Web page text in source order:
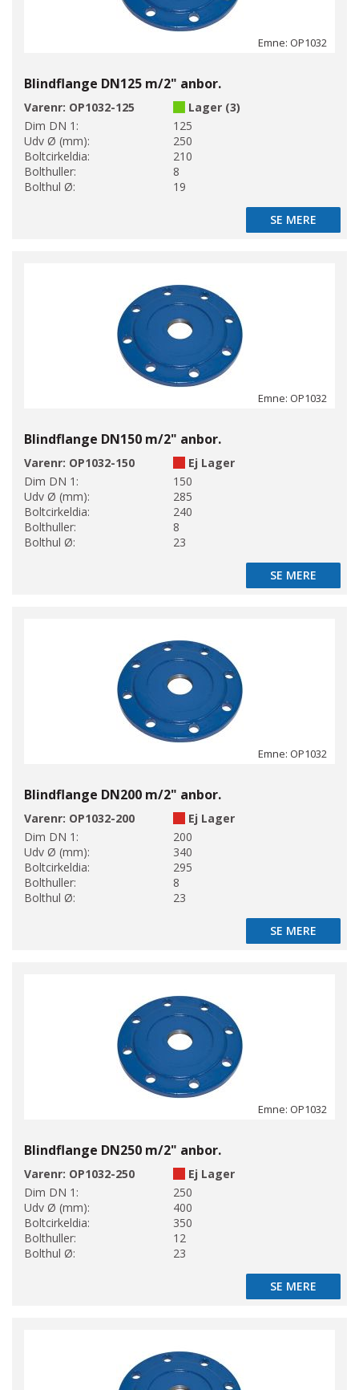
Emne: OP1032
Blindflange DN125 m/2" anbor.
Varenr: OP1032-125
Lager (3)
Dim DN 1:
125
Udv Ø (mm):
250
Boltcirkeldia:
210
Bolthuller:
8
Bolthul Ø:
19
SE MERE
SE MERE
Emne: OP1032
Blindflange DN150 m/2" anbor.
Varenr: OP1032-150
Ej Lager
Dim DN 1:
150
Udv Ø (mm):
285
Boltcirkeldia:
240
Bolthuller:
8
Bolthul Ø:
23
SE MERE
SE MERE
Emne: OP1032
Blindflange DN200 m/2" anbor.
Varenr: OP1032-200
Ej Lager
Dim DN 1:
200
Udv Ø (mm):
340
Boltcirkeldia:
295
Bolthuller:
8
Bolthul Ø:
23
SE MERE
SE MERE
Emne: OP1032
Blindflange DN250 m/2" anbor.
Varenr: OP1032-250
Ej Lager
Dim DN 1:
250
Udv Ø (mm):
400
Boltcirkeldia:
350
Bolthuller:
12
Bolthul Ø:
23
SE MERE
SE MERE